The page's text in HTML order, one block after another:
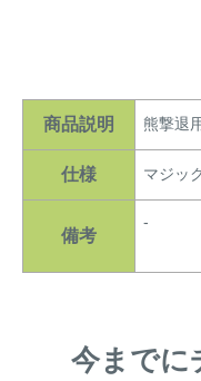
商品説明 熊撃退
仕様 マジッ
備考
-
今までに